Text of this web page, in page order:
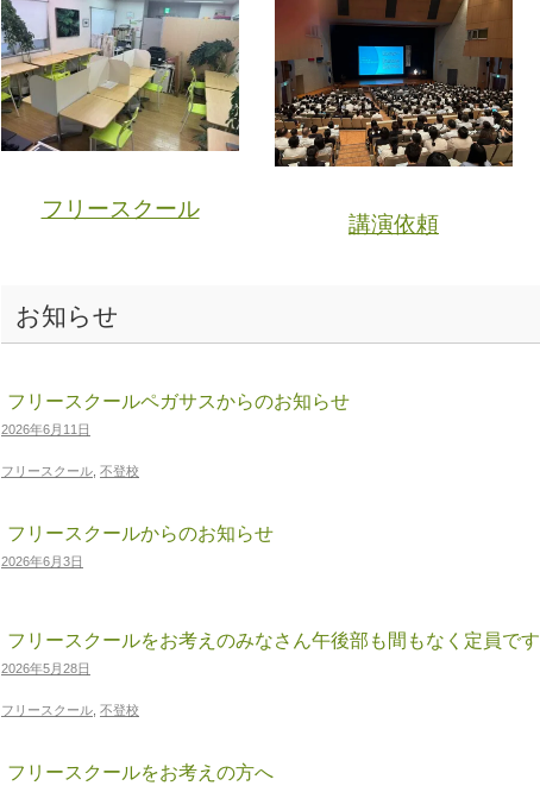
フリースクール
講演依頼
お知らせ
フリースクールペガサスからのお知らせ
2026年6月11日
フリースクール 不登校
フリースクールからのお知らせ
2026年6月3日
フリースクールをお考えのみなさん午後部も間もなく定員です
2026年5月28日
フリースクール 不登校
フリースクールをお考えの方へ